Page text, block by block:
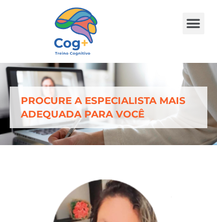
PROCURE A ESPECIALISTA MAIS
ADEQUADA PARA VOCÊ